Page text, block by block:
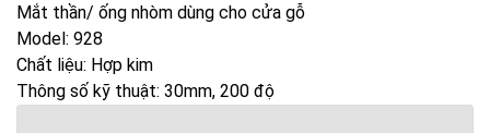
Mắt thần/ ống nhòm dùng cho cửa gỗ
Model: 928
Chất liệu: Hợp kim
Thông số kỹ thuật: 30mm, 200 độ